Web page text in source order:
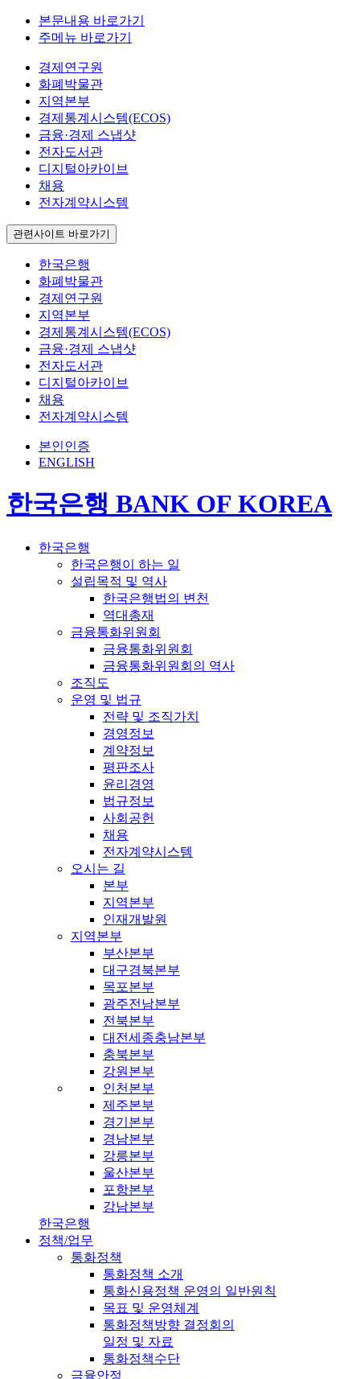
본문내용 바로가기
주메뉴 바로가기
경제연구원
화폐박물관
지역본부
경제통계시스템(ECOS)
금융·경제 스냅샷
전자도서관
디지털아카이브
채용
전자계약시스템
관련사이트 바로가기
한국은행
화폐박물관
경제연구원
지역본부
경제통계시스템(ECOS)
금융·경제 스냅샷
전자도서관
디지털아카이브
채용
전자계약시스템
본인인증
ENGLISH
한국은행 BANK OF KOREA
한국은행
한국은행이 하는 일
설립목적 및 역사
한국은행법의 변천
역대총재
금융통화위원회
금융통화위원회
금융통화위원회의 역사
조직도
운영 및 법규
전략 및 조직가치
경영정보
계약정보
평판조사
윤리경영
법규정보
사회공헌
채용
전자계약시스템
오시는 길
본부
지역본부
인재개발원
지역본부
부산본부
대구경북본부
목포본부
광주전남본부
전북본부
대전세종충남본부
충북본부
강원본부
인천본부
제주본부
경기본부
경남본부
강릉본부
울산본부
포항본부
강남본부
한국은행
정책/업무
통화정책
통화정책 소개
통화신용정책 운영의 일반원칙
목표 및 운영체계
통화정책방향 결정회의
일정 및 자료
통화정책수단
금융안정